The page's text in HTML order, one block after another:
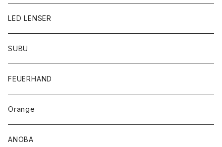
LED LENSER
SUBU
FEUERHAND
Orange
ANOBA